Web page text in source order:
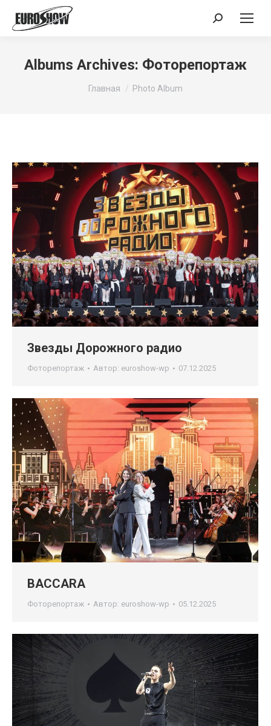
Поиск:
Albums Archives: Фоторепортаж
Вы здесь:
Главная Photo Album
Звезды Дорожного радио
Фоторепортаж Автор: euroshow-wp 07.12.2025
BACCARA
Фоторепортаж Автор: euroshow-wp 05.12.2025